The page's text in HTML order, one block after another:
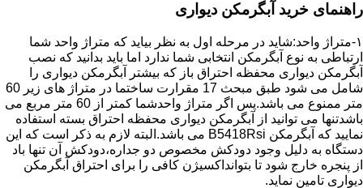
راهنمای خرید آبگرمکن دیواری
۱-متراژ واحد:شاید در مرحله اول به نظر بیاید که متراژ واحد شما
ارتباطی به نوع آبگرمکن انتخابی شما ندارد اما باید بدانید که نصب
آبگرمکن دیواری محفظه احتراق باز که بیشتر آبگرمکن دیواری را
شامل می شود طبق مبحث 17 مقرارت ساختما در متراژ های زیر 60
متر ممنوع می باشد.پس اگر متراژ واحدشما کمتر از 60 متر مربع می
باشدتنها می توانید از آبگرمکن دیواری محفظه احتراق بسته استفاده
نمایید که آبگرمکن B5418Rsi می باشد.البته لازم به ذکر است که این
دستگاه به دلیل وجود دودکش مخصوص دو جداره،دودکش آن تنها باد
از پنجره خارج شود تا بتوانداکسیژن کافی را برای احتراق آبگرمکن
دیواری تامین نماید.